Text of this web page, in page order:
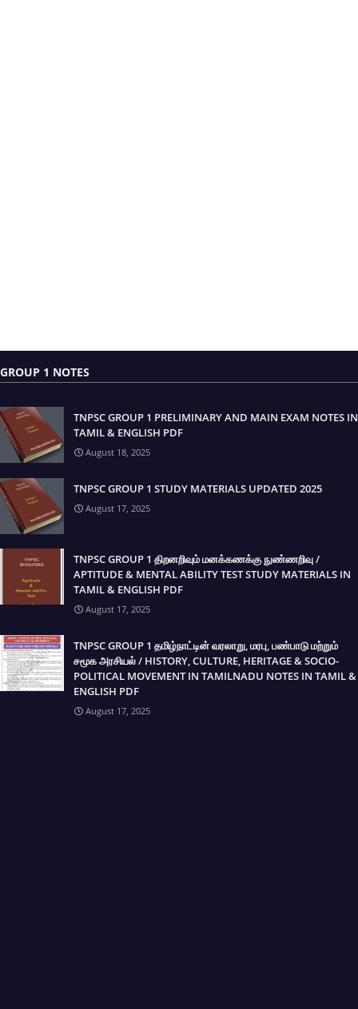
GROUP 1 NOTES
TNPSC GROUP 1 PRELIMINARY AND MAIN EXAM NOTES IN
TAMIL & ENGLISH PDF
August 18, 2025
TNPSC GROUP 1 STUDY MATERIALS UPDATED 2025
August 17, 2025
TNPSC GROUP 1 திறனறிவும் மனக்கணக்கு நுண்ணறிவு /
APTITUDE & MENTAL ABILITY TEST STUDY MATERIALS IN
TAMIL & ENGLISH PDF
August 17, 2025
TNPSC GROUP 1 தமிழ்நாட்டின் வரலாறு, மரபு, பண்பாடு மற்றும்
சமூக அரசியல் / HISTORY, CULTURE, HERITAGE & SOCIO-
POLITICAL MOVEMENT IN TAMILNADU NOTES IN TAMIL &
ENGLISH PDF
August 17, 2025